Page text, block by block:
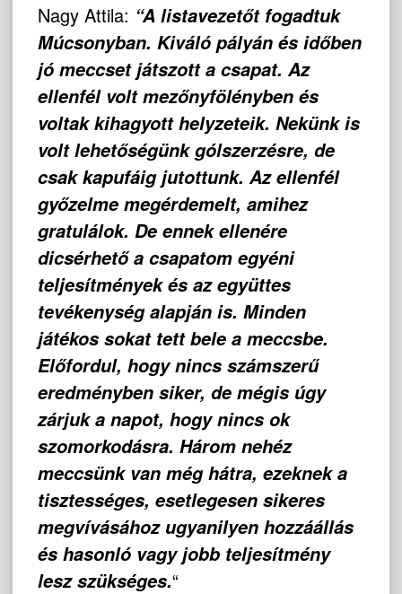
Nagy Attila: “A listavezetőt fogadtuk
Múcsonyban. Kiváló pályán és időben
jó meccset játszott a csapat. Az
ellenfél volt mezőnyfölényben és
voltak kihagyott helyzeteik. Nekünk is
volt lehetőségünk gólszerzésre, de
csak kapufáig jutottunk. Az ellenfél
győzelme megérdemelt, amihez
gratulálok. De ennek ellenére
dicsérhető a csapatom egyéni
teljesítmények és az együttes
tevékenység alapján is. Minden
játékos sokat tett bele a meccsbe.
Előfordul, hogy nincs számszerű
eredményben siker, de mégis úgy
zárjuk a napot, hogy nincs ok
szomorkodásra. Három nehéz
meccsünk van még hátra, ezeknek a
tisztességes, esetlegesen sikeres
megvívásához ugyanilyen hozzáállás
és hasonló vagy jobb teljesítmény
lesz szükséges.“